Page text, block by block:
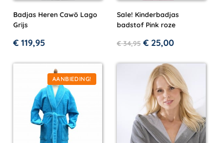
Badjas Heren Cawö Lago
Grijs
€ 119,95
Sale! Kinderbadjas
badstof Pink roze
€34,95 € 25,00
AANBIEDING!